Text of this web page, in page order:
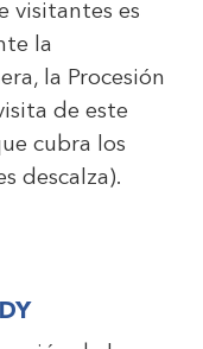
visitantes es
la
la Procesión
de este
cubra los
descalza).